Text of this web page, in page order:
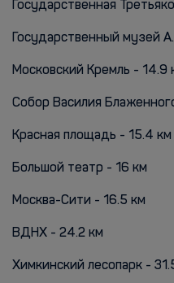
Государственная
Государственный музей
Московский Кремль - 14.9
Собор Василия
Красная площадь - 15.4 км
Большой театр - 16 км
Москва-Сити - 16.5 км
ВДНХ - 24.2 км
Химкинский лесопарк -